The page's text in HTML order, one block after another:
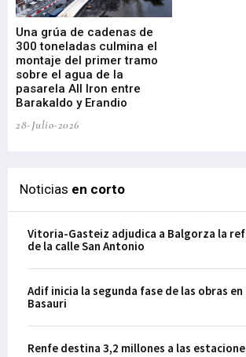
Una grúa de cadenas de
300 toneladas culmina el
montaje del primer tramo
sobre el agua de la
pasarela All Iron entre
Barakaldo y Erandio
28-Julio-2026
Noticias en corto
Vitoria-Gasteiz adjudica a Balgorza la
de la calle San Antonio
Adif inicia la segunda fase de las obras
Basauri
Renfe destina 3,2 millones a las